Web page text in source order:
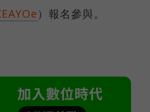
）報名參與。